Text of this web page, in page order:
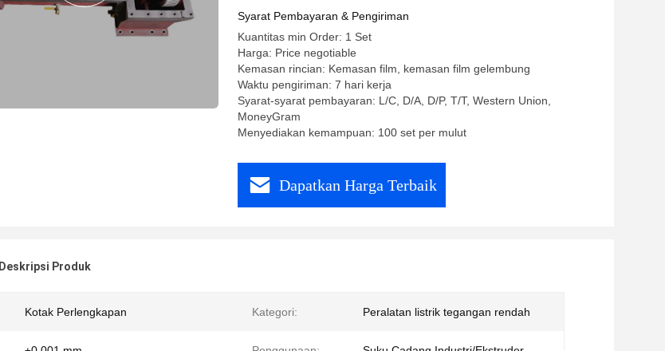
Syarat Pembayaran & Pengiriman
Kuantitas min Order: 1 Set
Harga: Price negotiable
Kemasan rincian: Kemasan film, kemasan film gelembung
Waktu pengiriman: 7 hari kerja
Syarat-syarat pembayaran: L/C, D/A, D/P, T/T, Western Union,
MoneyGram
Menyediakan kemampuan: 100 set per mulut
Dapatkan Harga Terbaik
Deskripsi Produk
Kotak Perlengkapan Kategori: Peralatan listrik tegangan rendah